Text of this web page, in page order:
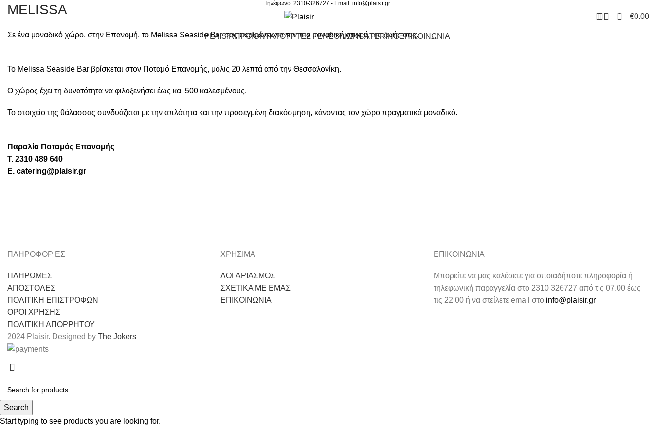
Τηλέφωνο: 2310-326727 - Email: info@plaisir.gr
0 €0.00
PLAISIRΠΡΟΪΟΝΤΑΤΟΥΡΤΕΣ ΓΕΝΕΘΛΙΩΝCATERINGΕΠΙΚΟΙΝΩΝΙΑ
MELISSA
Σε ένα μοναδικό χώρο, στην Επανομή, το Melissa Seaside Bar σας περιμένει για την πιο μοναδική στιγμή της ζωής σας.
Το Melissa Seaside Bar βρίσκεται στον Ποταμό Επανομής, μόλις 20 λεπτά από την Θεσσαλονίκη.
Ο χώρος έχει τη δυνατότητα να φιλοξενήσει έως και 500 καλεσμένους.
Το στοιχείο της θάλασσας συνδυάζεται με την απλότητα και την προσεγμένη διακόσμηση, κάνοντας τον χώρο πραγματικά μοναδικό.
Παραλία Ποταμός Επανομής
T. 2310 489 640
E. catering@plaisir.gr
ΠΛΗΡΟΦΟΡΙΕΣ
ΠΛΗΡΩΜΕΣ
ΑΠΟΣΤΟΛΕΣ
ΠΟΛΙΤΙΚΗ ΕΠΙΣΤΡΟΦΩΝ
ΟΡΟΙ ΧΡΗΣΗΣ
ΠΟΛΙΤΙΚΗ ΑΠΟΡΡΗΤΟΥ
ΧΡΗΣΙΜΑ
ΛΟΓΑΡΙΑΣΜΟΣ
ΣΧΕΤΙΚΑ ΜΕ ΕΜΑΣ
ΕΠΙΚΟΙΝΩΝΙΑ
ΕΠΙΚΟΙΝΩΝΙΑ
Μπορείτε να μας καλέσετε για οποιαδήποτε πληροφορία ή
τηλεφωνική παραγγελία στο 2310 326727 από τις 07.00 έως
τις 22.00 ή να στείλετε email στο info@plaisir.gr
2024 Plaisir. Designed by The Jokers
Search
Start typing to see products you are looking for.